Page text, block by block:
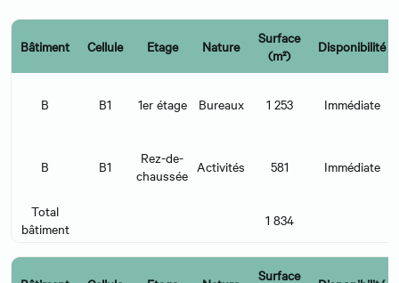
Bâtiment Cellule Etage Nature
Surface
(m²)
Disponibilité
B B1 1er étage Bureaux 1 253 Immédiate
B B1
Rez-de-
chaussée Activités 581 Immédiate
Total
bâtiment
1 834
Surface